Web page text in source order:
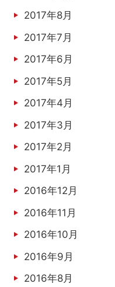
2017年8月
2017年7月
2017年6月
2017年5月
2017年4月
2017年3月
2017年2月
2017年1月
2016年12月
2016年11月
2016年10月
2016年9月
2016年8月